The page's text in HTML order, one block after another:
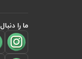
ما را